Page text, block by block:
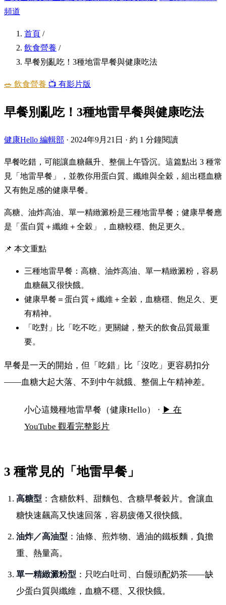
頻道
首頁 /
飲食營養 /
早餐別亂吃！3種地雷早餐與健康吃法
🥗 飲食營養 📺 有影片版
早餐別亂吃！3種地雷早餐與健康吃法
健康Hello 編輯部 · 2024年9月21日 · 約 1 分鐘閱讀
早餐吃錯，可能讓血糖飆升、整個上午昏沉。這篇點出 3 種常
見「地雷早餐」，並教你用蛋白質、纖維與全穀，組出穩血糖
又有飽足感的健康早餐。
高糖、油炸高油、單一精緻澱粉是三種地雷早餐；健康早餐應
是「蛋白質＋纖維＋全穀」，血糖較穩、飽足更久。
📌 本文重點
三種地雷早餐：高糖、油炸高油、單一精緻澱粉，容易
血糖飆又很快餓。
健康早餐＝蛋白質＋纖維＋全穀，血糖穩、飽足久、更
有精神。
「吃對」比「吃不吃」更關鍵，整天的飲食品質最重
要。
早餐是一天的開始，但「吃錯」比「沒吃」更容易扣分
——血糖大起大落、不到中午就餓、整個上午精神差。
醫生提醒：3種垃圾早餐傷脾，不少孩子天天吃
小心這幾種地雷早餐（健康Hello） · ▶ 在
YouTube 觀看完整影片
3 種常見的「地雷早餐」
高糖型 ：含糖飲料、甜麵包、含糖早餐穀片。會讓血
糖快速飆高又快速回落，容易疲倦又很快餓。
油炸／高油型 ：油條、煎炸物、過油的鐵板麵，負擔
重、熱量高。
單一精緻澱粉型 ：只吃白吐司、白饅頭配奶茶——缺
少蛋白質與纖維，血糖不穩、又很快餓。